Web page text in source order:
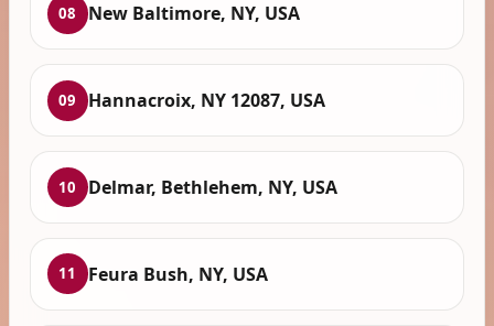
08 New Baltimore, NY, USA
09 Hannacroix, NY 12087, USA
10 Delmar, Bethlehem, NY, USA
11 Feura Bush, NY, USA